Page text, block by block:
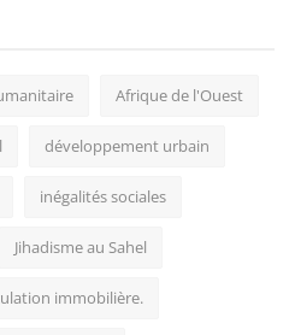
Afrique de l'Ouest
développement urbain
inégalités sociales
Jihadisme au Sahel
immobilière.